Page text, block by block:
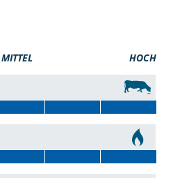
MITTEL HOCH